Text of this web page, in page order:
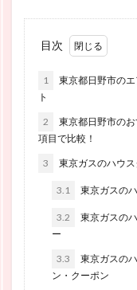
目次
1
東京都日野市の
ト
2
東京都日野市の
項目で比較！
3 東京ガスのハウ
3.1 東京ガスの
3.2
東京ガスの
ー
3.3
東京ガスの
ン・クーポン